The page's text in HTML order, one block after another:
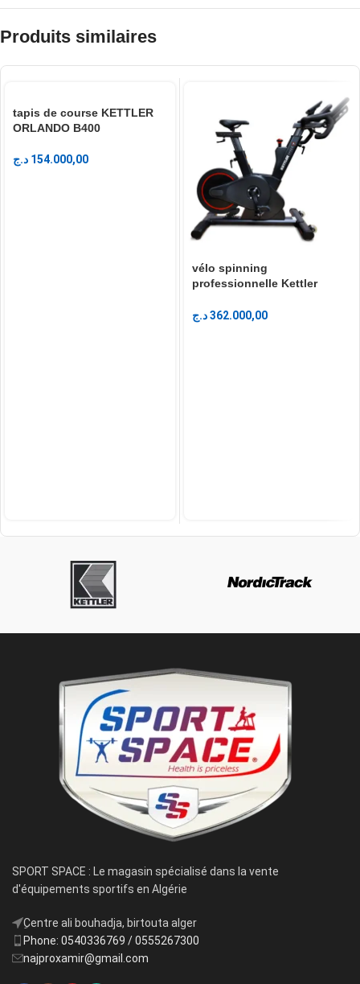
Produits similaires
tapis de course KETTLER
ORLANDO B400
154.000,00 د.ج
vélo spinning
professionnelle Kettler
362.000,00د.ج
SPORT SPACE : Le magasin spécialisé dans la vente
d'équipements sportifs en Algérie
ِCentre ali bouhadja, birtouta alger
Phone: 0540336769 / 0555267300
najproxamir@gmail.com